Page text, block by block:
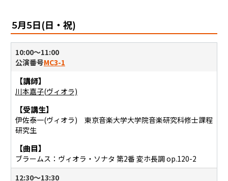
5月5日(日・祝)
10:00〜11:00
公演番号MC3-1
【講師】
川本嘉子(ヴィオラ)
【受講生】
伊佐泰⼀(ヴィオラ) 東京音楽大学大学院音楽研究科修士課程
研究生
【曲目】
ブラームス：ヴィオラ・ソナタ 第2番 変ホ⻑調 op.120-2
12:30〜13:30